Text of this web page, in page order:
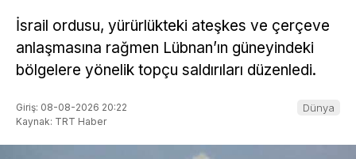
İsrail ordusu, yürürlükteki ateşkes ve çerçeve
anlaşmasına rağmen Lübnan’ın güneyindeki
bölgelere yönelik topçu saldırıları düzenledi.
Giriş: 08-08-2026 20:22
Kaynak: TRT Haber
Dünya